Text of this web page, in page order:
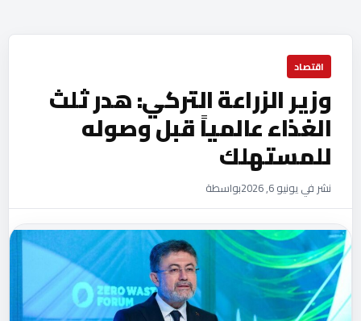
اقتصاد
وزير الزراعة التركي: هدر ثلث
الغذاء عالمياً قبل وصوله
للمستهلك
نشر في يونيو 6, 2026 بواسطة